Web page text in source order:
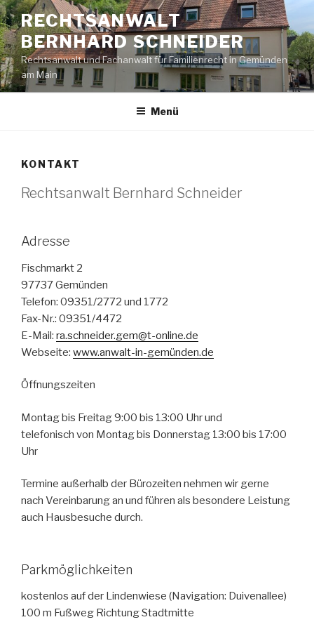
Zum
Inhalt
springen
RECHTSANWALT
BERNHARD SCHNEIDER
Rechtsanwalt und Fachanwalt für Familienrecht in Gemünden
am Main
Menü
KONTAKT
Rechtsanwalt Bernhard Schneider
Adresse
Fischmarkt 2
97737 Gemünden
Telefon: 09351/2772 und 1772
Fax-Nr.: 09351/4472
E-Mail: ra.schneider.gem@t-online.de
Webseite: www.anwalt-in-gemünden.de
Öffnungszeiten
Montag bis Freitag 9:00 bis 13:00 Uhr und
telefonisch von Montag bis Donnerstag 13:00 bis 17:00
Uhr
Termine außerhalb der Bürozeiten nehmen wir gerne
nach Vereinbarung an und führen als besondere Leistung
auch Hausbesuche durch.
Parkmöglichkeiten
kostenlos auf der Lindenwiese (Navigation: Duivenallee)
100 m Fußweg Richtung Stadtmitte